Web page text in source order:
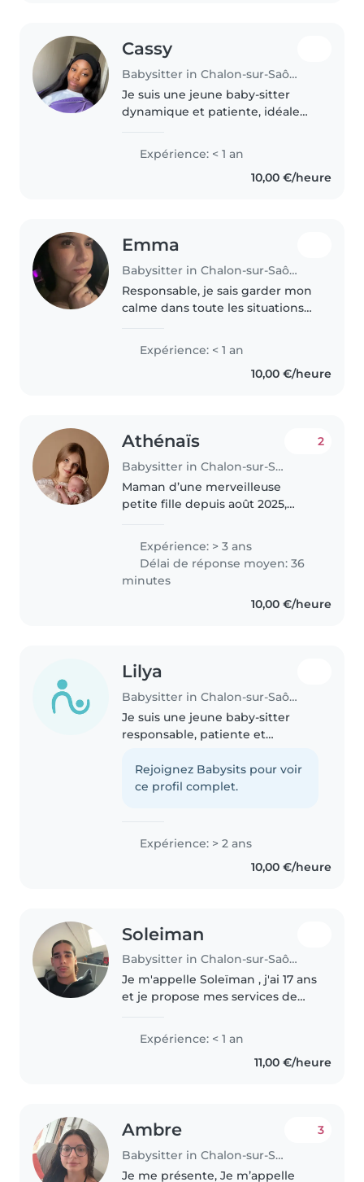
Cassy
Babysitter in Chalon-sur-Saône
Je suis une jeune baby-sitter
dynamique et patiente, idéale
Bien que je débute dans le baby-
sitting, je suis passionnée par les
activités créatives comme..
Expérience: < 1 an
10,00 €/heure
Emma
Babysitter in Chalon-sur-Saône
Responsable, je sais garder mon
calme dans toute les situations
Expérience: < 1 an
10,00 €/heure
Athénaïs
Babysitter in Chalon-sur-Saône
2
Maman d’une merveilleuse
petite fille depuis août 2025,
chance d’avoir moi-même une
maman nourrice, j’ai grandi
entourée de nourrissons et
d’enfants. 😊..
Expérience: > 3 ans
Délai de réponse moyen: 36
minutes
10,00 €/heure
Lilya
Babysitter in Chalon-sur-Saône
Je suis une jeune baby-sitter
responsable, patiente et
d'expérience avec les tout-petits,
les enfants d'âge préscolaire et
Rejoignez Babysits pour voir
ce profil complet.
Expérience: > 2 ans
10,00 €/heure
Soleiman
Babysitter in Chalon-sur-Saône
Je m'appelle Soleïman , j'ai 17 ans
et je propose mes services de
responsable, je suis à l'écoute
des enfants et des parents.
Expérience: < 1 an
11,00 €/heure
Ambre
Babysitter in Chalon-sur-Saône
3
Je me présente, Je m’appelle